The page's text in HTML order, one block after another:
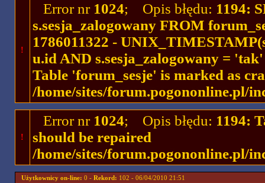
!
Error nr 1024; Opis błędu: 1194:
s.sesja_zalogowany FROM
1786011322 -
u.id AND s.sesja_zalogowany =
Table 'forum_sesje' is marked as
/home/sites/forum.pogononline.pl/
!
Error nr 1024; Opis błędu: 1194:
should be repaired
/home/sites/forum.pogononline.pl/
Użytkownicy on-line: 0 - Rekord: 102 - 06/04/2010 21:51